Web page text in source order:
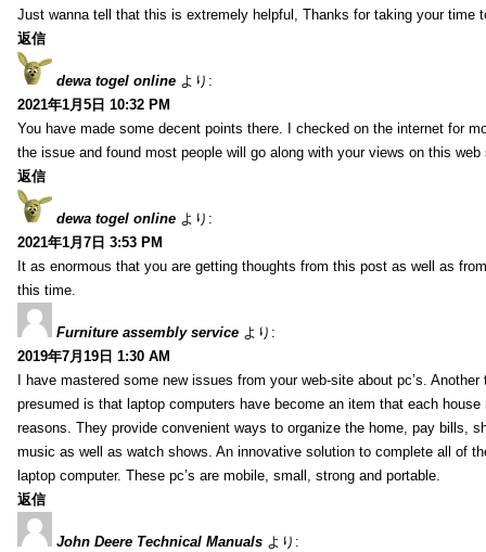
Just wanna tell that this is extremely helpful, Thanks for taking your time
返信
dewa togel online より:
2021年1月5日 10:32 PM
You have made some decent points there. I checked on the internet for
the issue and found most people will go along with your views on this web
返信
dewa togel online より:
2021年1月7日 3:53 PM
It as enormous that you are getting thoughts from this post as well as
this time.
Furniture assembly service より:
2019年7月19日 1:30 AM
I have mastered some new issues from your web-site about pc’s. Another
presumed is that laptop computers have become an item that each
reasons. They provide convenient ways to organize the home, pay bills,
music as well as watch shows. An innovative solution to complete all of
laptop computer. These pc’s are mobile, small, strong and portable.
返信
John Deere Technical Manuals より: